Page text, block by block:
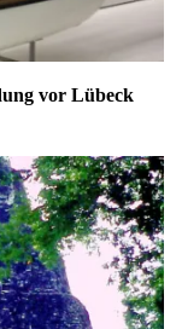
vor Lübeck